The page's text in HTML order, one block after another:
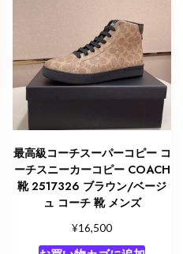
最高級コーチスーパーコピー コ
ーチスニーカーコピー COACH
靴 2517326 ブラウン/ベージ
ュ コーチ 靴 メンズ
¥16,500